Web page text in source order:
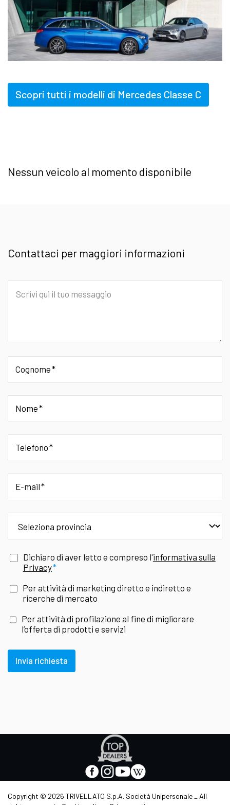
Scopri tutti i modelli di Mercedes Classe C
Nessun veicolo al momento disponibile
Contattaci per maggiori informazioni
Scrivi
Cognome
Nome
Telefono
E-mail
Dichiaro di aver letto e compreso l'informativa sulla
Privacy
Per attività di marketing diretto e indiretto e
ricerche di mercato
Per attività di profilazione al fine di migliorare
l’offerta di prodotti e servizi
Invia richiesta
scheda
facebook
-
in
instagram
-
in
youtube
-
in
wikipedia
-
in
Copyright © 2026 TRIVELLATO S.p.A. Societá Unipersonale _ All